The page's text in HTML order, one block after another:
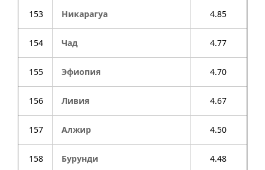
153 Никарагуа 4.85
154 Чад 4.77
155 Эфиопия 4.70
156 Ливия 4.67
157 Алжир 4.50
158 Бурунди 4.48